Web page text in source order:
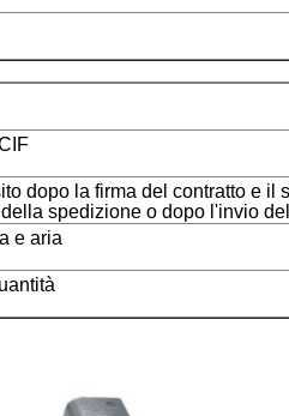
dopo la firma del contratto e il
spedizione o dopo l'invio
e aria